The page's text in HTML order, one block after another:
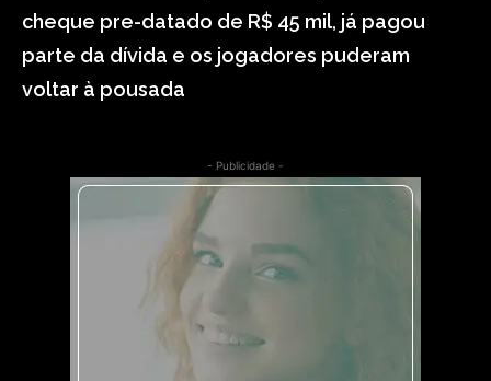
cheque pre-datado de R$ 45 mil, já pagou
parte da dívida e os jogadores puderam
voltar à pousada
- Publicidade -